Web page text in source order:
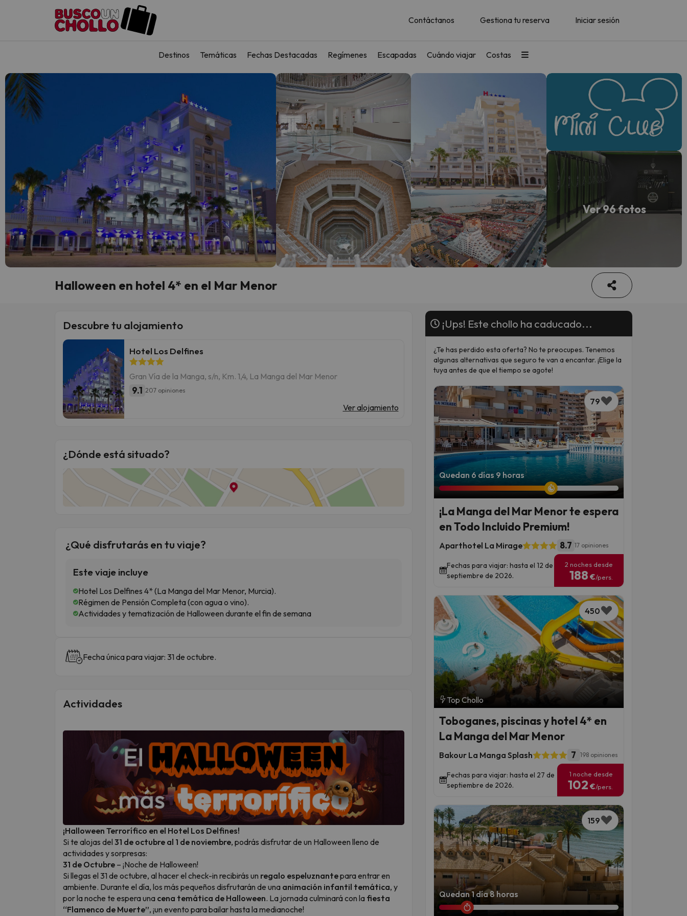
Contáctanos Gestiona tu reserva Iniciar sesión
Destinos Temáticas Fechas Destacadas Regímenes Escapadas Cuándo viajar Costas
Ver 96 fotos
Halloween en hotel 4* en el Mar Menor
Descubre tu alojamiento
Hotel Los Delfines
Gran Vía de la Manga, s/n, Km. 1,4, La Manga del Mar Menor
9.1 207 opiniones
Ver alojamiento
¿Dónde está situado?
¿Qué disfrutarás en tu viaje?
Este viaje incluye
Hotel Los Delfines 4* (La Manga del Mar Menor, Murcia).
Régimen de Pensión Completa (con agua o vino).
Actividades y tematización de Halloween durante el fin de semana
Fecha única para viajar: 31 de octubre.
Actividades
¡Halloween Terrorífico en el Hotel Los Delfines!
Si te alojas del 31 de octubre al 1 de noviembre, podrás disfrutar de un Halloween lleno de
actividades y sorpresas:
31 de Octubre – ¡Noche de Halloween!
Si llegas el 31 de octubre, al hacer el check-in recibirás un regalo espeluznantepara entrar en
ambiente. Durante el día, los más pequeños disfrutarán de una animación infantil temática, y
por la noche te espera una cena temática de Halloween. La jornada culminará con la fiesta
“Flamenco de Muerte”, ¡un evento para bailar hasta la medianoche!
¡Ups! Este chollo ha caducado...
¿Te has perdido esta oferta? No te preocupes. Tenemos
algunas alternativas que seguro te van a encantar. ¡Elige la
tuya antes de que el tiempo se agote!
79
Quedan 6 días 9 horas
¡La Manga del Mar Menor te espera
en Todo Incluido Premium!
Aparthotel La Mirage 8.7 17 opiniones
Fechas para viajar: hasta el 12 de
septiembre de 2026.
2 noches desde
188 €/pers.
450
Top Chollo
Toboganes, piscinas y hotel 4* en
La Manga del Mar Menor
Bakour La Manga Splash 7 198 opiniones
Fechas para viajar: hasta el 27 de
septiembre de 2026.
1 noche desde
102 €/pers.
159
Quedan 1 día 8 horas